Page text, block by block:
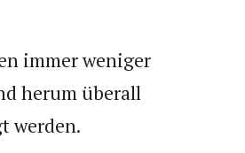
immer weniger
herum überall
werden.